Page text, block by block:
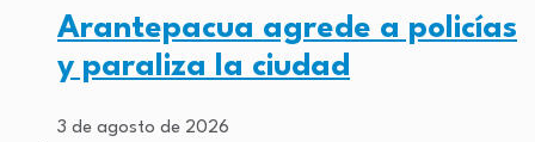
Arantepacua agrede a policías
y paraliza la ciudad
3 de agosto de 2026